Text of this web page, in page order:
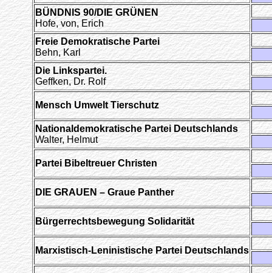
BÜNDNIS 90/DIE GRÜNEN
Hofe, von, Erich
Freie Demokratische Partei
Behn, Karl
Die Linkspartei.
Geffken, Dr. Rolf
Mensch Umwelt Tierschutz
Nationaldemokratische Partei Deutschlands
Walter, Helmut
Partei Bibeltreuer Christen
DIE GRAUEN – Graue Panther
Bürgerrechtsbewegung Solidarität
Marxistisch-Leninistische Partei Deutschlands